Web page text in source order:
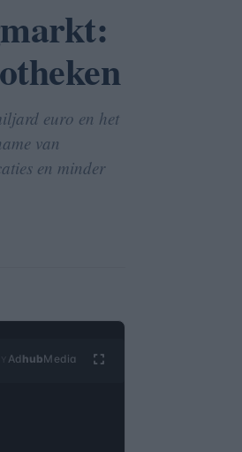
euro en het
van
en minder
Ad hubMedia